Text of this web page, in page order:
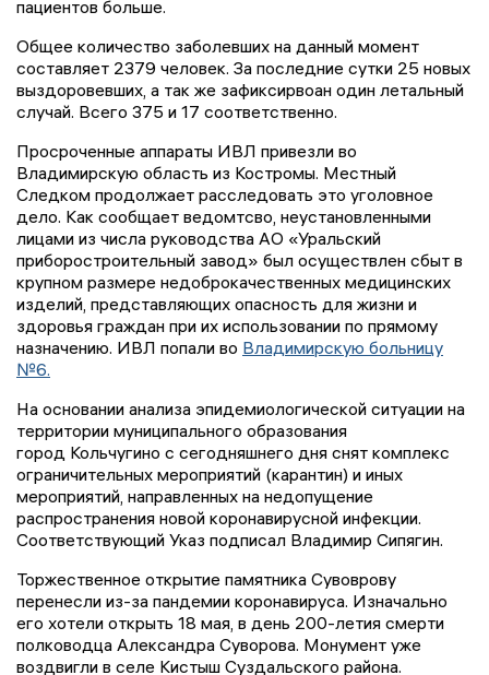
пациентов больше.
Общее количество заболевших на данный момент
составляет 2379 человек. За последние сутки 25 новых
выздоровевших, а так же зафиксирвоан один летальный
случай. Всего 375 и 17 соответственно.
Просроченные аппараты ИВЛ привезли во
Владимирскую область из Костромы. Местный
Следком продолжает расследовать это уголовное
дело. Как сообщает ведомтсво, неустановленными
лицами из числа руководства АО «Уральский
приборостроительный завод» был осуществлен сбыт в
крупном размере недоброкачественных медицинских
изделий, представляющих опасность для жизни и
здоровья граждан при их использовании по прямому
назначению. ИВЛ попали во Владимирскую больницу
№6.
На основании анализа эпидемиологической ситуации на
территории муниципального образования
город Кольчугино с сегодняшнего дня снят комплекс
ограничительных мероприятий (карантин) и иных
мероприятий, направленных на недопущение
распространения новой коронавирусной инфекции.
Соответствующий Указ подписал Владимир Сипягин.
Торжественное открытие памятника Сувоврову
перенесли из-за пандемии коронавируса. Изначально
его хотели открыть 18 мая, в день 200-летия смерти
полководца Александра Суворова. Монумент уже
воздвигли в селе Кистыш Суздальского района.